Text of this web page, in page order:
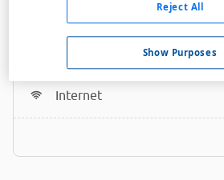
A menos de 350 metros
Bares / Restaurantes
Acceso personas con
Internet
Show Purposes
Reject All